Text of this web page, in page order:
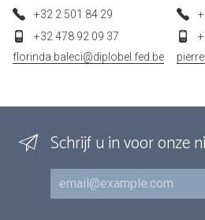
+32 2 501 84 29
+32 478 92 09 37
florinda.baleci@diplobel.fed.be
Schrijf u in voor onze
E-mail